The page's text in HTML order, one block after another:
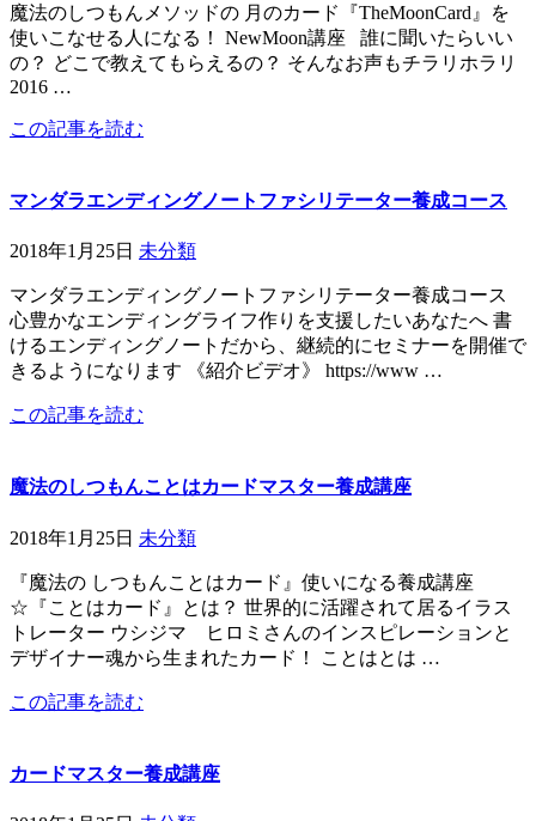
魔法のしつもんメソッドの 月のカード『TheMoonCard』を
使いこなせる人になる！ NewMoon講座 誰に聞いたらいい
の？ どこで教えてもらえるの？ そんなお声もチラリホラリ
2016 …
この記事を読む
マンダラエンディングノートファシリテーター養成コース
2018年1月25日 未分類
マンダラエンディングノートファシリテーター養成コース
心豊かなエンディングライフ作りを支援したいあなたへ 書
けるエンディングノートだから、継続的にセミナーを開催で
きるようになります 《紹介ビデオ》 https://www …
この記事を読む
魔法のしつもんことはカードマスター養成講座
2018年1月25日 未分類
『魔法の しつもんことはカード』使いになる養成講座
☆『ことはカード』とは？ 世界的に活躍されて居るイラス
トレーター ウシジマ ヒロミさんのインスピレーションと
デザイナー魂から生まれたカード！ ことはとは …
この記事を読む
カードマスター養成講座